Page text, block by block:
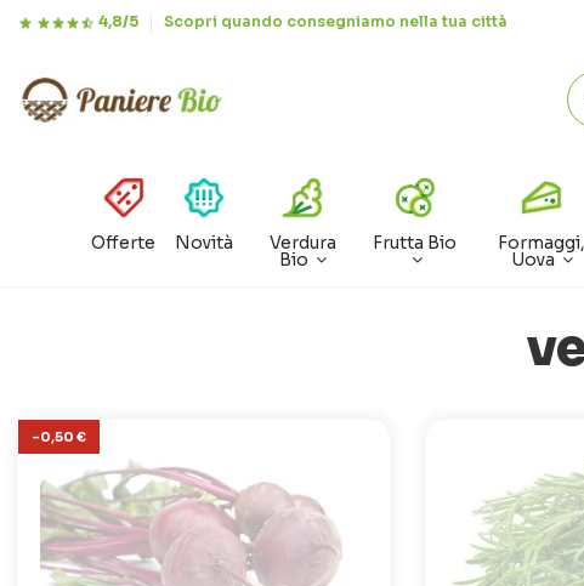
4,8/5 Scopri quando consegniamo nella tua città
Offerte Novità Verdura
Bio
Frutta Bio Formaggi,
Uova
-0,50 €